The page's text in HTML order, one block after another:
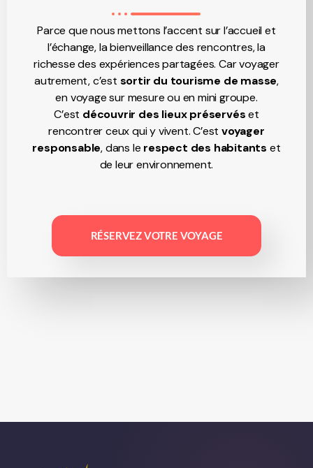
Parce que nous mettons l’accent sur l’accueil et
l’échange, la bienveillance des rencontres, la
richesse des expériences partagées. Car voyager
autrement, c’est sortir du tourisme de masse,
en voyage sur mesure ou en mini groupe.
C’est découvrir des lieux préservéset
rencontrer ceux qui y vivent. C’estvoyager
responsable, dans le respect des habitants et
de leur environnement.
RÉSERVEZ VOTRE VOYAGE